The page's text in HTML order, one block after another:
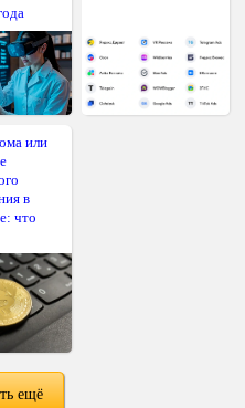
или
в
что
ещё